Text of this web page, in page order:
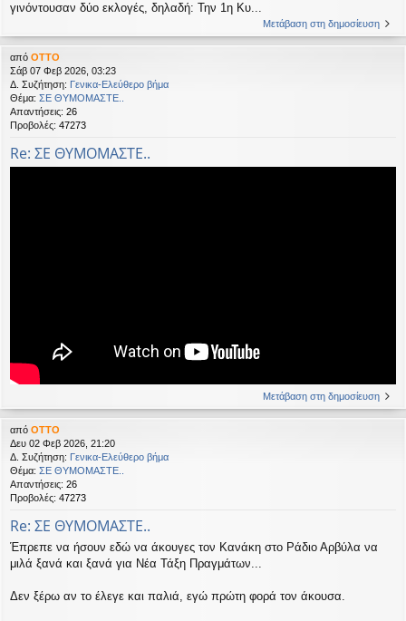
γινόντουσαν δύο εκλογές, δηλαδή: Την 1η Κυ...
Μετάβαση στη δημοσίευση
από OTTO
Σάβ 07 Φεβ 2026, 03:23
Δ. Συζήτηση: Γενικα-Ελεύθερο βήμα
Θέμα: ΣΕ ΘΥΜΟΜΑΣΤΕ..
Απαντήσεις: 26
Προβολές: 47273
Re: ΣΕ ΘΥΜΟΜΑΣΤΕ..
Μετάβαση στη δημοσίευση
από OTTO
Δευ 02 Φεβ 2026, 21:20
Δ. Συζήτηση: Γενικα-Ελεύθερο βήμα
Θέμα: ΣΕ ΘΥΜΟΜΑΣΤΕ..
Απαντήσεις: 26
Προβολές: 47273
Re: ΣΕ ΘΥΜΟΜΑΣΤΕ..
Έπρεπε να ήσουν εδώ να άκουγες τον Κανάκη στο Ράδιο Αρβύλα να
μιλά ξανά και ξανά για Νέα Τάξη Πραγμάτων...
Δεν ξέρω αν το έλεγε και παλιά, εγώ πρώτη φορά τον άκουσα.